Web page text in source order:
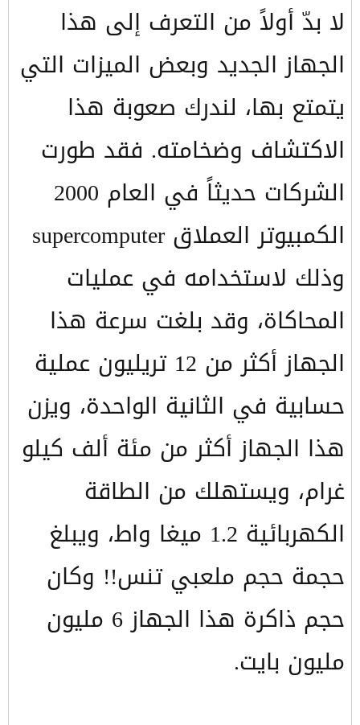
لا بدّ أولاً من التعرف إلى هذا
الجهاز الجديد وبعض الميزات التي
يتمتع بها، لندرك صعوبة هذا
الاكتشاف وضخامته. فقد طورت
الشركات حديثاً في العام 2000
الكمبيوتر العملاق supercomputer
وذلك لاستخدامه في عمليات
المحاكاة، وقد بلغت سرعة هذا
الجهاز أكثر من 12 تريليون عملية
حسابية في الثانية الواحدة، ويزن
هذا الجهاز أكثر من مئة ألف كيلو
غرام، ويستهلك من الطاقة
الكهربائية 1.2 ميغا واط، ويبلغ
حجمة حجم ملعبي تنس!! وكان
حجم ذاكرة هذا الجهاز 6 مليون
مليون بايت.